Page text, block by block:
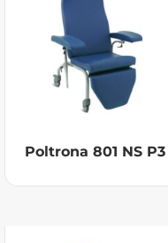
Poltrona 801 NS P3